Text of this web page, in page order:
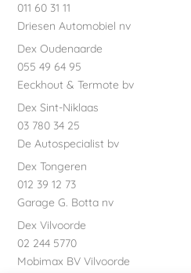
011 60 31 11
Driesen Automobiel nv
Dex Oudenaarde
055 49 64 95
Eeckhout & Termote bv
Dex Sint-Niklaas
03 780 34 25
De Autospecialist bv
Dex Tongeren
012 39 12 73
Garage G. Botta nv
Dex Vilvoorde
02 244 5770
Mobimax BV Vilvoorde